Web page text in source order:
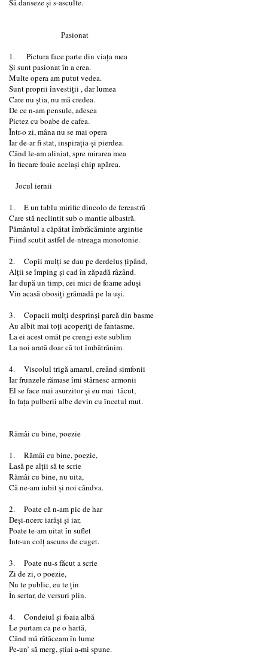
Să danseze și s-asculte.
Pasionat
1. Pictura face parte din viața mea
Și sunt pasionat în a crea.
Multe opera am putut vedea.
Sunt proprii învestiții , dar lumea
Care nu știa, nu mă credea.
De ce n-am pensule, adesea
Pictez cu boabe de cafea.
Într-o zi, mâna nu se mai opera
Iar de-ar fi stat, inspirația-și pierdea.
Când le-am aliniat, spre mirarea mea
În fiecare foaie același chip apărea.
Jocul iernii
1. E un tablu mirific dincolo de fereastră
Care stă neclintit sub o mantie albastră.
Pământul a căpătat îmbrăcăminte argintie
Fiind scutit astfel de-ntreaga monotonie.
2. Copii mulți se dau pe derdeluș țipând,
Alții se împing și cad în zăpadă râzând.
Iar după un timp, cei mici de foame aduși
Vin acasă obosiți grămadă pe la uși.
3. Copacii mulți desprinși parcă din basme
Au albit mai toți acoperiți de fantasme.
La ei acest omăt pe crengi este sublim
La noi arată doar că tot îmbătrânim.
4. Viscolul trigă amarul, creând simfonii
Iar frunzele rămase îmi stârnesc armonii
El se face mai asurzitor și eu mai tăcut,
În fața pulberii albe devin cu încetul mut.
Rămâi cu bine, poezie
1. Rămâi cu bine, poezie,
Lasă pe alții să te scrie
Rămâi cu bine, nu uita,
Că ne-am iubit și noi cândva.
2. Poate că n-am pic de har
Deși-ncerc iarăși și iar,
Poate te-am uitat în suflet
Într-un colț ascuns de cuget.
3. Poate nu-s făcut a scrie
Zi de zi, o poezie,
Nu te public, eu te țin
În sertar, de versuri plin.
4. Condeiul și foaia albă
Le purtam ca pe o hartă,
Când mă rătăceam în lume
Pe-un’ să merg, știai a-mi spune.